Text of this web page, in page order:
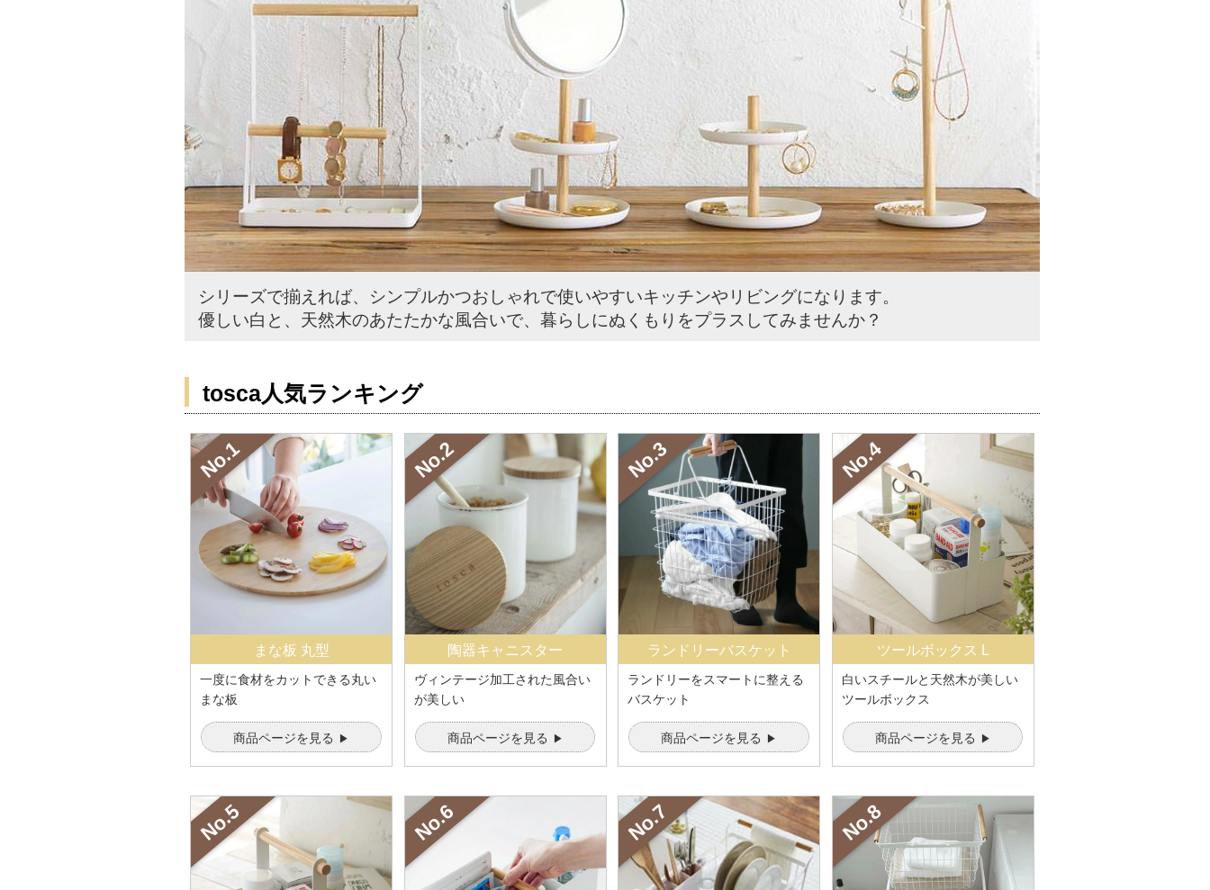
シリーズで揃えれば、シンプルかつおしゃれで使いやすいキッチンやリビングになります。
優しい白と、天然木のあたたかな風合いで、暮らしにぬくもりをプラスしてみませんか？
tosca人気ランキング
まな板 丸型
一度に食材をカットできる丸い
まな板
商品ページを見る
陶器キャニスター
ヴィンテージ加工された風合い
が美しい
商品ページを見る
ランドリーバスケット
ランドリーをスマートに整える
バスケット
商品ページを見る
ツールボックス L
白いスチールと天然木が美しい
ツールボックス
商品ページを見る